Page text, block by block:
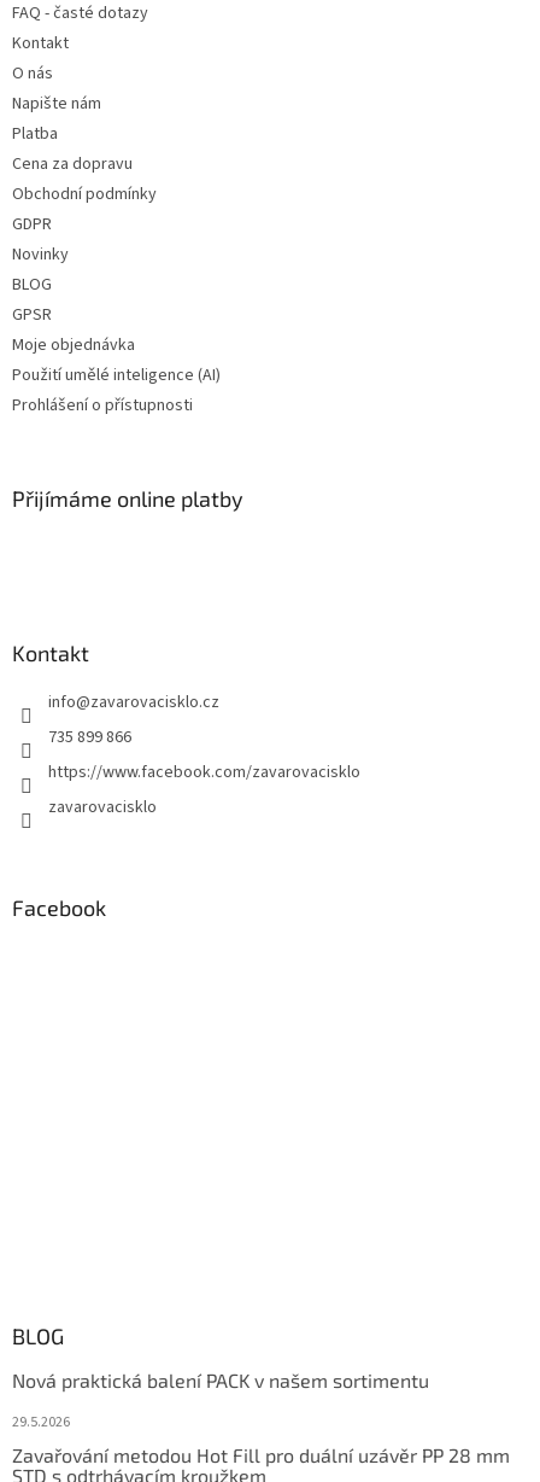
FAQ - časté dotazy
Kontakt
O nás
Napište nám
Platba
Cena za dopravu
Obchodní podmínky
GDPR
Novinky
BLOG
GPSR
Moje objednávka
Použití umělé inteligence (AI)
Prohlášení o přístupnosti
Přijímáme online platby
Kontakt
info@zavarovacisklo.cz
735 899 866
https://www.facebook.com/zavarovacisklo
zavarovacisklo
Facebook
BLOG
Nová praktická balení PACK v našem sortimentu
29.5.2026
Zavařování metodou Hot Fill pro duální uzávěr PP 28 mm
STD s odtrhávacím kroužkem